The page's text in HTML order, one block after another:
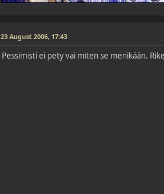
23 August 2006, 17:43
Pessimisti ei pety vai miten se menikään.